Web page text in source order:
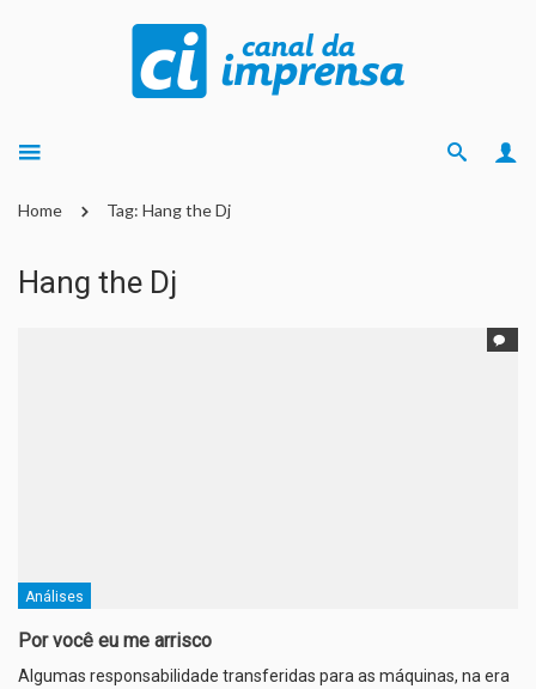
Home Tag: Hang the Dj
Hang the Dj
Análises
Por você eu me arrisco
Algumas responsabilidade transferidas para as máquinas, na era